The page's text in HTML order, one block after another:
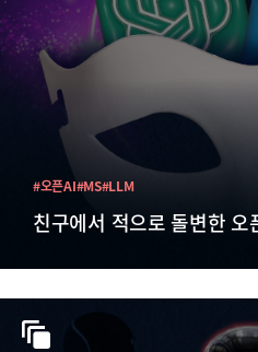
친구에서 적으로 돌변한 오
#오픈AI#MS#LLM